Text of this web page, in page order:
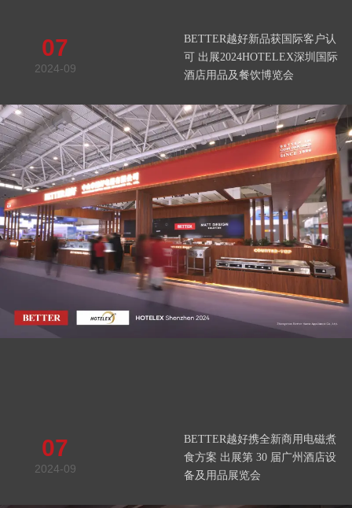
07
2024-09
BETTER越好新品获国际客户认
可 出展2024HOTELEX深圳国际
酒店用品及餐饮博览会
07
2024-09
BETTER越好携全新商用电磁煮
食方案 出展第 30 届广州酒店设
备及用品展览会